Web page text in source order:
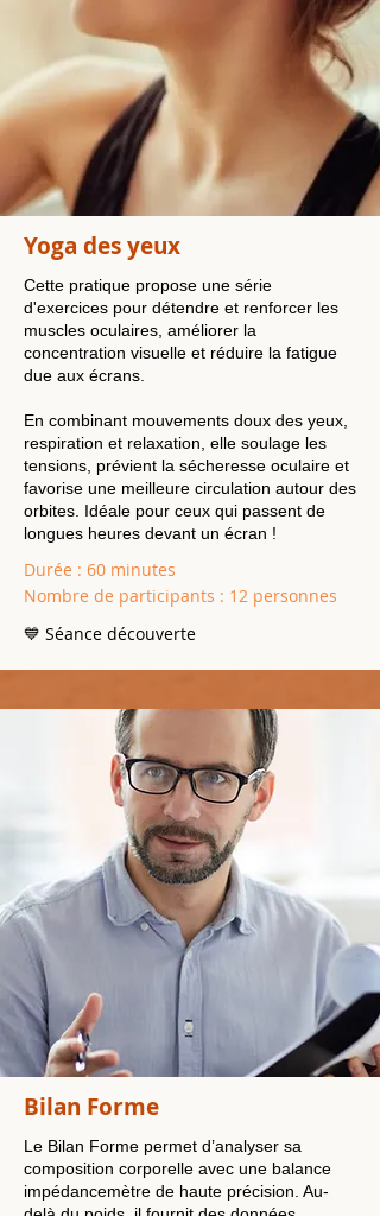
Yoga des yeux
Cette pratique propose une série
d'exercices pour détendre et renforcer les
muscles oculaires, améliorer la
concentration visuelle et réduire la fatigue
due aux écrans.
En combinant mouvements doux des yeux,
respiration et relaxation, elle soulage les
tensions, prévient la sécheresse oculaire et
favorise une meilleure circulation autour des
orbites. Idéale pour ceux qui passent de
longues heures devant un écran !
Durée : 60 minutes
Nombre de participants : 12 personnes
💙 Séance découverte
Bilan Forme
Le Bilan Forme permet d’analyser sa
composition corporelle avec une balance
impédancemètre de haute précision. Au-